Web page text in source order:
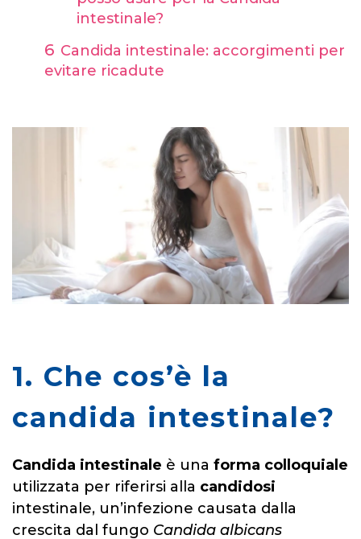
intestinale?
Candida intestinale: accorgimenti per
evitare ricadute
1. Che cos’è la
candida intestinale?
Candida intestinale è una forma colloquiale
utilizzata per riferirsi alla candidosi
intestinale, un’infezione causata dalla
crescita dal fungo Candida albicans